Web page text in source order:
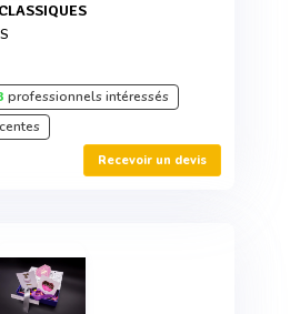
professionnels intéressés
Recevoir un devis